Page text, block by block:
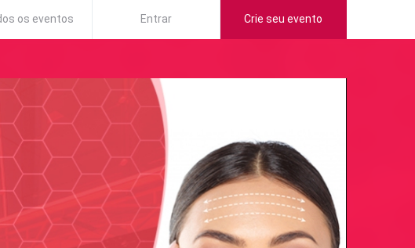
os eventos Entrar Crie seu evento